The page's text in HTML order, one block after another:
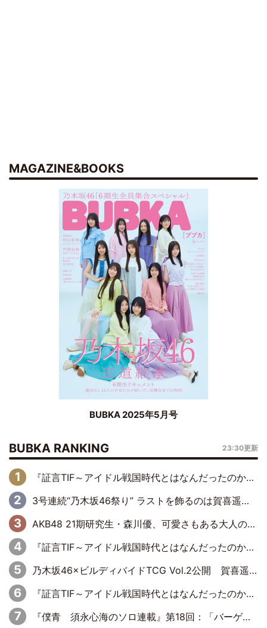
MAGAZINE&BOOKS
BUBKA 2025年5月号
BUBKA RANKING 23:30更新
『証言TIF～アイドル戦国時代とはなんだったのか～』第6回：でんぱ組.inc・古川未鈴×相沢梨紗「『ハロプロやりたかったな』って言ったら、夢眠ねむさんに『てめえはでんぱ組．incなんだよ！』って肩パンされて(笑)」
3号連続“乃木坂46祭り” ラストを飾るのは賀喜遥香…5年ぶりの登場に「5年分大人になった私を見ていただけたら」
AKB48 21期研究生・森川優、可愛さもある大人の女性に
『証言TIF～アイドル戦国時代とはなんだったのか～』第10回：さくら学院・武藤彩未×飯田らうら「正直、中3で辞めるというのを信じてなくて。そう言われてはいたけど、嘘でしょって」
乃木坂46×ビルディバイドTCG Vol.2公開 賀喜遥香＆田村真佑が『京まふ』ステージに登壇
『証言TIF～アイドル戦国時代とはなんだったのか～』第11回：私立恵比寿中学・真山りか×安本彩花「TIFで10年ぶりのキョンシーメイクをしたら、場を完全に引かせてしまって。時代が変わったんだなって」
『僕青 須永心海のソロ連載』第18回：「バーゲンセールハンターみうな inしまむら」編